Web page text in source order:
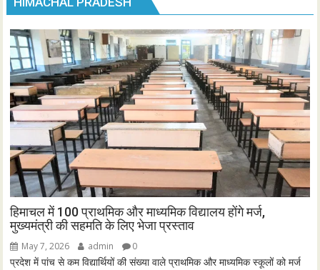
हिमाचल में 100 प्राथमिक और माध्यमिक विद्यालय होंगे मर्ज,
मुख्यमंत्री की सहमति के लिए भेजा प्रस्ताव
May 7, 2026 admin 0
प्रदेश में पांच से कम विद्यार्थियों की संख्या वाले प्राथमिक और माध्यमिक स्कूलों को मर्ज